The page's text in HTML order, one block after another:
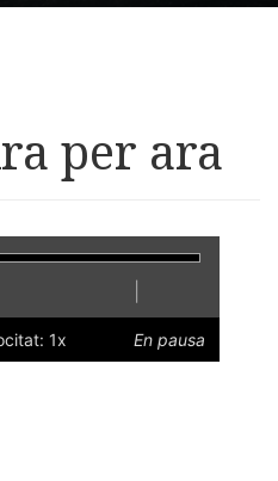
per ara
Lent
1x En pausa